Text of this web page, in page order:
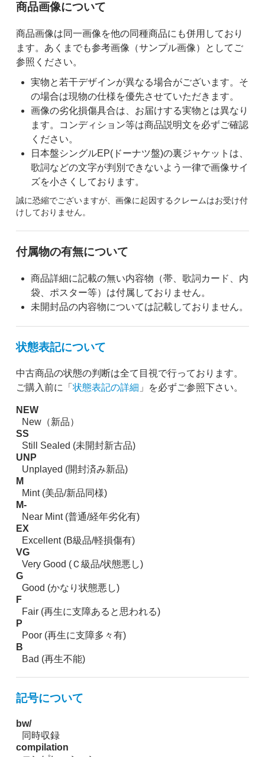
ご購入前の注意事項
商品画像について
商品画像は同一画像を他の同種商品にも併用しており
ます。あくまでも参考画像（サンプル画像）としてご
参照ください。
実物と若干デザインが異なる場合がございます。そ
の場合は現物の仕様を優先させていただきます。
画像の劣化損傷具合は、お届けする実物とは異なり
ます。コンディション等は商品説明文を必ずご確認
ください。
日本盤シングルEP(ドーナツ盤)の裏ジャケットは、
歌詞などの文字が判別できないよう一律で画像サイ
ズを小さくしております。
誠に恐縮でございますが、画像に起因するクレームはお受け付
けしておりません。
付属物の有無について
商品詳細に記載の無い内容物（帯、歌詞カード、内
袋、ポスター等）は付属しておりません。
未開封品の内容物については記載しておりません。
状態表記について
中古商品の状態の判断は全て目視で行っております。
ご購入前に「 状態表記の詳細 」を必ずご参照下さい。
NEW
New（新品）
SS
Still Sealed (未開封新古品)
UNP
Unplayed (開封済み新品)
M
Mint (美品/新品同様)
M-
Near Mint (普通/経年劣化有)
EX
Excellent (B級品/軽損傷有)
VG
Very Good (Ｃ級品/状態悪し)
G
Good (かなり状態悪し)
F
Fair (再生に支障あると思われる)
P
Poor (再生に支障多々有)
B
Bad (再生不能)
記号について
bw/
同時収録
compilation